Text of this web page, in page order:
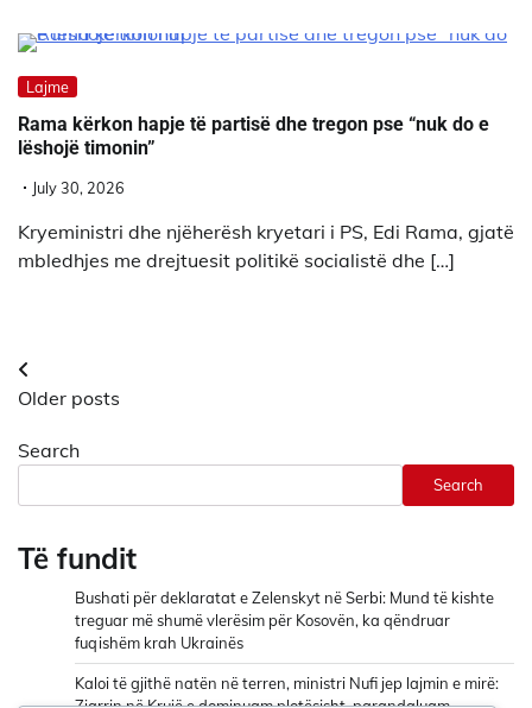
Lajme
Rama kërkon hapje të partisë dhe tregon pse “nuk do e
lëshojë timonin”
July 30, 2026
Kryeministri dhe njëherësh kryetari i PS, Edi Rama, gjatë
mbledhjes me drejtuesit politikë socialistë dhe […]
Posts
navigation
Older posts
Search
Search
Të fundit
Bushati për deklaratat e Zelenskyt në Serbi: Mund të kishte
treguar më shumë vlerësim për Kosovën, ka qëndruar
fuqishëm krah Ukrainës
Kaloi të gjithë natën në terren, ministri Nufi jep lajmin e mirë: